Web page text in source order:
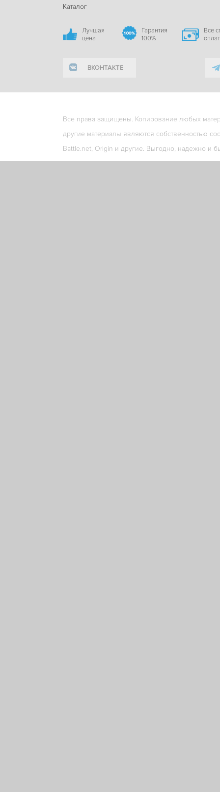
Каталог
Лучшая
цена
Гарантия
100%
Все
ВКОНТАКТЕ
Все права защищены. Копирование любых
другие материалы являются собственностью
Battle.net, Origin и другие. Выгодно, надежно и